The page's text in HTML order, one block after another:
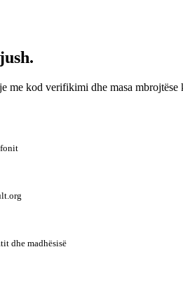
me kod verifikimi dhe masa mbrojtëse
dhe madhësisë